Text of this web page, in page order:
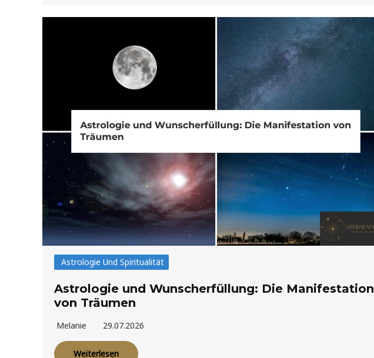
Astrologie Und Spiritualität
Astrologie und Wunscherfüllung: Die Manifestation
von Träumen
Melanie 29.07.2026
Weiterlesen